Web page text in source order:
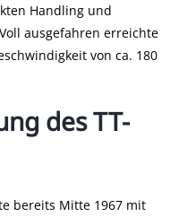
Handling und
ausgefahren erreichte
von ca. 180
des TT-
bereits Mitte 1967 mit